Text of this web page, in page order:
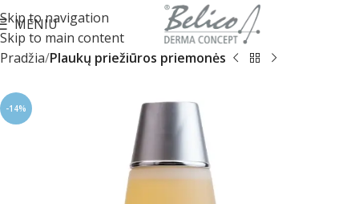
Skip to navigation
Skip to main content
MENIU
Pradžia Plaukų priežiūros priemonės
-14%